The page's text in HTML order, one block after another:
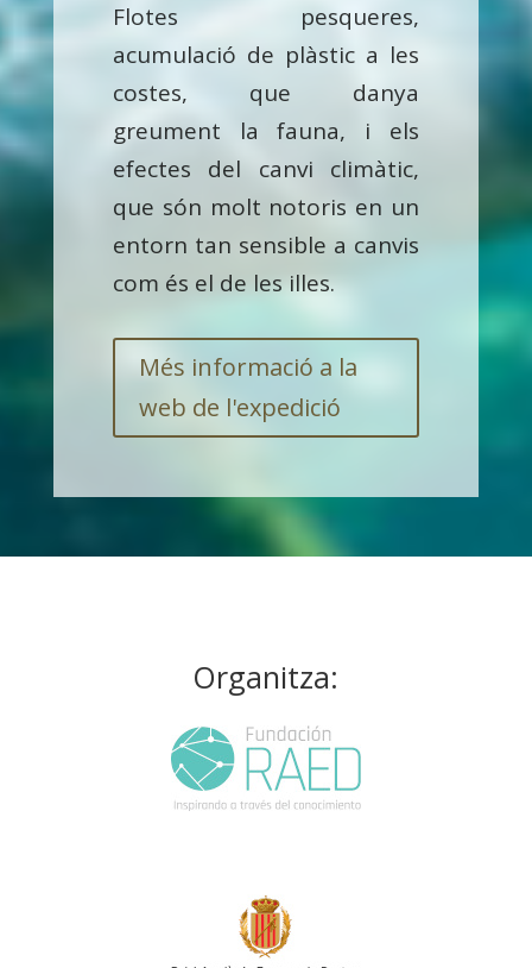
Flotes pesqueres,
acumulació de plàstic a les
costes, que danya
greument la fauna, i els
efectes del canvi climàtic,
que són molt notoris en un
entorn tan sensible a canvis
com és el de les illes.
Més informació a la
web de l'expedició
Organitza: